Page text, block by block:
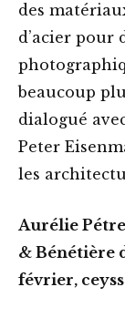
des
d’acier pour
beaucoup
dialogué
Peter
les
Aurélie
& Bénétière
février,